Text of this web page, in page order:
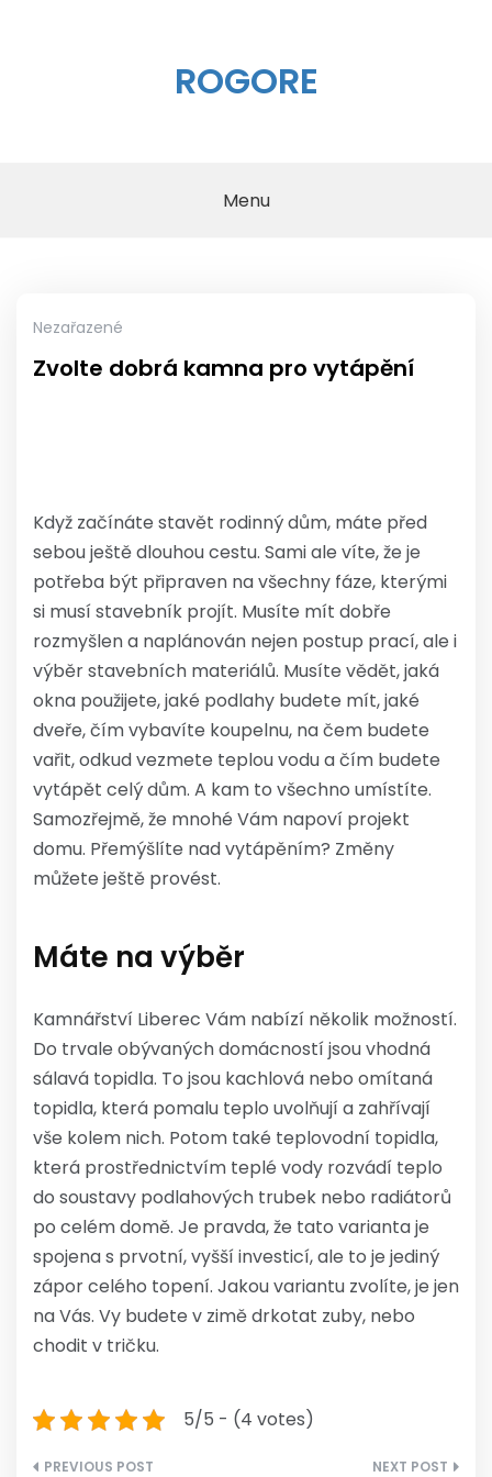
ROGORE
Menu
Nezařazené
Zvolte dobrá kamna pro vytápění
Když začínáte stavět rodinný dům, máte před
sebou ještě dlouhou cestu. Sami ale víte, že je
potřeba být připraven na všechny fáze, kterými
si musí stavebník projít. Musíte mít dobře
rozmyšlen a naplánován nejen postup prací, ale i
výběr stavebních materiálů. Musíte vědět, jaká
okna použijete, jaké podlahy budete mít, jaké
dveře, čím vybavíte koupelnu, na čem budete
vařit, odkud vezmete teplou vodu a čím budete
vytápět celý dům. A kam to všechno umístíte.
Samozřejmě, že mnohé Vám napoví projekt
domu. Přemýšlíte nad vytápěním? Změny
můžete ještě provést.
Máte na výběr
Kamnářství Liberec Vám nabízí několik možností.
Do trvale obývaných domácností jsou vhodná
sálavá topidla. To jsou kachlová nebo omítaná
topidla, která pomalu teplo uvolňují a zahřívají
vše kolem nich. Potom také teplovodní topidla,
která prostřednictvím teplé vody rozvádí teplo
do soustavy podlahových trubek nebo radiátorů
po celém domě. Je pravda, že tato varianta je
spojena s prvotní, vyšší investicí, ale to je jediný
zápor celého topení. Jakou variantu zvolíte, je jen
na Vás. Vy budete v zimě drkotat zuby, nebo
chodit v tričku.
5/5 - (4 votes)